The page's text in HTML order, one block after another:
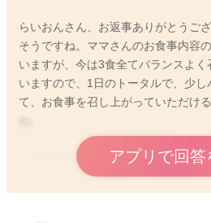
らいおんさん、お返事ありがとうござ
そうですね。ママさんのお食事内容
いますが、今は3食全てバランスよ
いますので、1日のトータルで、少
て、お食事を召し上がっていただけ
アプリで回答